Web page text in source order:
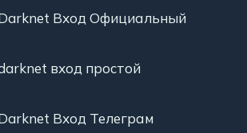
Вход Официальный
вход простой
Вход Телеграм